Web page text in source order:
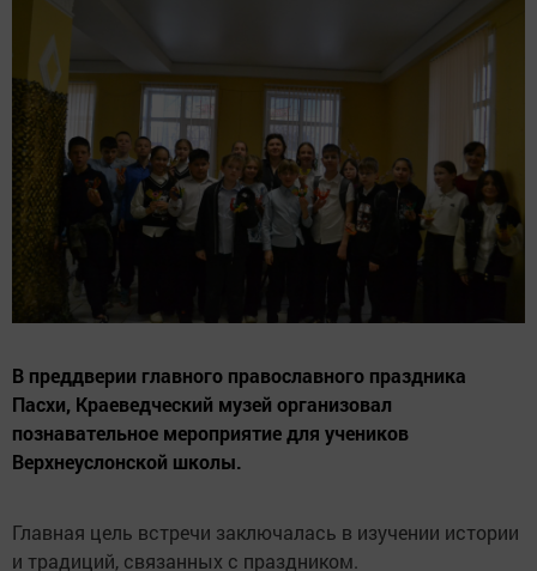
В преддверии главного православного праздника
Пасхи, Краеведческий музей организовал
познавательное мероприятие для учеников
Верхнеуслонской школы.
Главная цель встречи заключалась в изучении истории
и традиций, связанных с праздником.